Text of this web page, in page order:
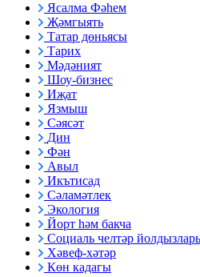
Ясалма Фәһем
Җәмгыять
Татар дөньясы
Тарих
Мәдәният
Шоу-бизнес
Иҗат
Язмыш
Сәясәт
Дин
Фән
Авыл
Икътисад
Сәламәтлек
Экология
Йорт һәм бакча
Социаль челтәр
Хәвеф-хәтәр
Көн кадагы